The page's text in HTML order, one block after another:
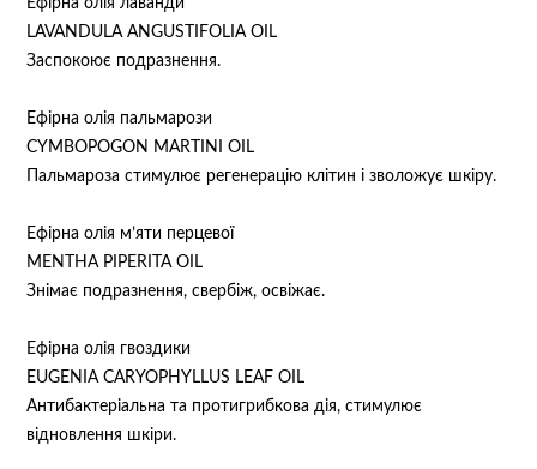
Ефірна олія лаванди
LAVANDULA ANGUSTIFOLIA OIL
Заспокоює подразнення.
Ефірна олія пальмарози
CYMBOPOGON MARTINI OIL
Пальмароза стимулює регенерацію клітин і зволожує шкіру.
Ефірна олія м’яти перцевої
MENTHA PIPERITA OIL
Знімає подразнення, свербіж, освіжає.
Ефірна олія гвоздики
EUGENIA CARYOPHYLLUS LEAF OIL
Антибактеріальна та протигрибкова дія, стимулює
відновлення шкіри.